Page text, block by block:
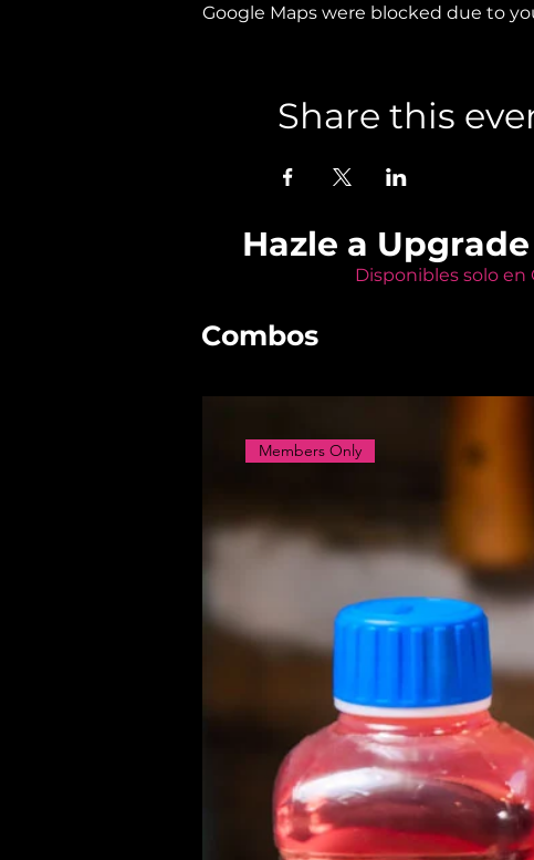
Google Maps were blocked due to
Share this
Hazle a
Disponibles solo en
Combos
Members Only